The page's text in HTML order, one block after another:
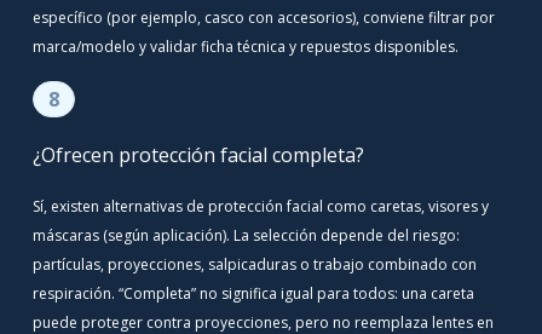
específico (por ejemplo, casco con accesorios), conviene filtrar por
marca/modelo y validar ficha técnica y repuestos disponibles.
8
¿Ofrecen protección facial completa?
Sí, existen alternativas de protección facial como caretas, visores y
máscaras (según aplicación). La selección depende del riesgo:
partículas, proyecciones, salpicaduras o trabajo combinado con
respiración. “Completa” no significa igual para todos: una careta
puede proteger contra proyecciones, pero no reemplaza lentes en